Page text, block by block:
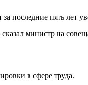
последние пять лет
министр на
в сфере труда.